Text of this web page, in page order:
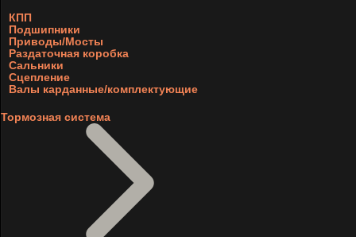
КПП
Подшипники
Приводы/Мосты
Раздаточная коробка
Сальники
Сцепление
Валы карданные/комплектующие
Тормозная система